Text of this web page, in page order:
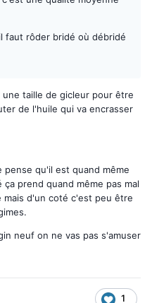
faut rôder bridé où débridé
taille de gicleur pour être
de l'huile qui va encrasser
pense qu'il est quand même
prend quand même pas mal
d'un coté c'est peu être
neuf on ne vas pas s'amuser
1